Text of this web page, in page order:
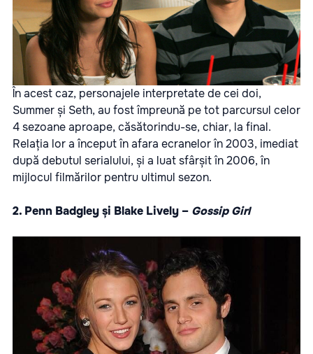
În acest caz, personajele interpretate de cei doi,
Summer și Seth, au fost împreună pe tot parcursul celor
4 sezoane aproape, căsătorindu-se, chiar, la final.
Relația lor a început în afara ecranelor în 2003, imediat
după debutul serialului, și a luat sfârșit în 2006, în
mijlocul filmărilor pentru ultimul sezon.
2. Penn Badgley și Blake Lively – Gossip Girl